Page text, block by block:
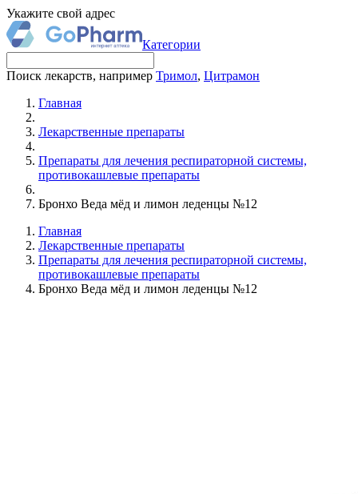
Укажите свой адрес
Категории
Поиск лекарств, например Тримол, Цитрамон
Главная
Лекарственные препараты
Препараты для лечения респираторной системы,
противокашлевые препараты
Бронхо Веда мёд и лимон леденцы №12
Главная
Лекарственные препараты
Препараты для лечения респираторной системы,
противокашлевые препараты
Бронхо Веда мёд и лимон леденцы №12